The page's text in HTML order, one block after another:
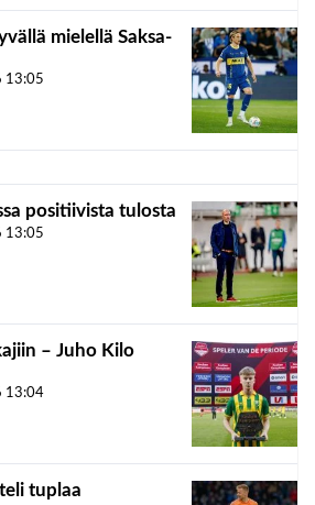
mielellä Saksa-
13:05
positiivista tulosta
13:05
– Juho Kilo
13:04
tuplaa